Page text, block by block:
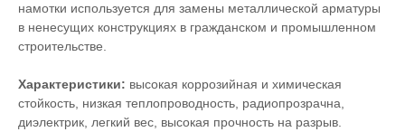
намотки используется для замены металлической арматуры
в ненесущих конструкциях в гражданском и промышленном
строительстве.
Характеристики: высокая коррозийная и химическая
стойкость, низкая теплопроводность, радиопрозрачна,
диэлектрик, легкий вес, высокая прочность на разрыв.